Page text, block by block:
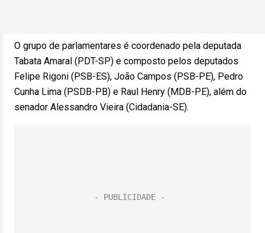
O grupo de parlamentares é coordenado pela deputada
Tabata Amaral (PDT-SP) e composto pelos deputados
Felipe Rigoni (PSB-ES), João Campos (PSB-PE), Pedro
Cunha Lima (PSDB-PB) e Raul Henry (MDB-PE), além do
senador Alessandro Vieira (Cidadania-SE).